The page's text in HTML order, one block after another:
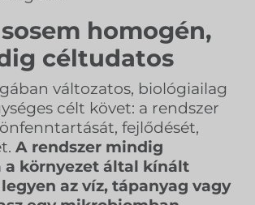
homogén,
céltudatos
változatos, biológiailag
célt követ: a rendszer
fejlődését,
A rendszer mindig
a környezet által kínált
az víz, tápanyag vagy